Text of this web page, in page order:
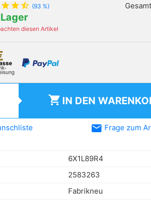
star star star_half (93 %)
diesen Artikel
shopping_cart IN DEN
email Frage zum
6X1L89R4
2583263
Fabrikneu